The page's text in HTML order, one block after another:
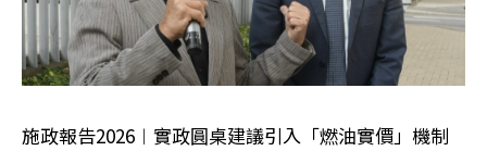
施政報告2026︱實政圓桌建議引入「燃油實價」機制